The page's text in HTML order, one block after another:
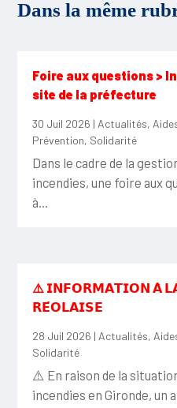
Dans la même
Foire aux questions >
site de la préfecture
30 Juil 2026 | Actualités,
Prévention, Solidarité
Dans le cadre de la
incendies, une foire aux
à...
⚠️ 𝗜𝗡𝗙𝗢𝗥𝗠𝗔𝗧𝗜𝗢𝗡 𝗔̀
𝗥𝗘́𝗢𝗟𝗔𝗜𝗦𝗘
28 Juil 2026 | Actualités,
Solidarité
⚠️ En raison de la
incendies en Gironde,